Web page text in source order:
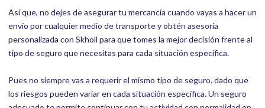
Así que, no dejes de asegurar tu mercancía cuando vayas a hacer un
envío por cualquier medio de transporte y obtén asesoría
personalizada con Skholl para que tomes la mejor decisión frente al
tipo de seguro que necesitas para cada situación específica.
Pues no siempre vas a requerir el mismo tipo de seguro, dado que
los riesgos pueden variar en cada situación específica. Un seguro